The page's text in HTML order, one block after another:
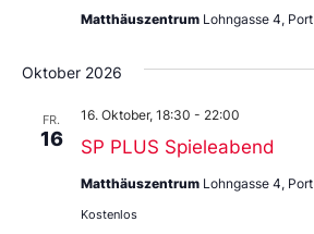
Matthäuszentrum Lohngasse 4, Port
Oktober 2026
FR.
16 SP PLUS Spieleabend
16. Oktober, 18:30 - 22:00
Matthäuszentrum Lohngasse 4, Port
Kostenlos